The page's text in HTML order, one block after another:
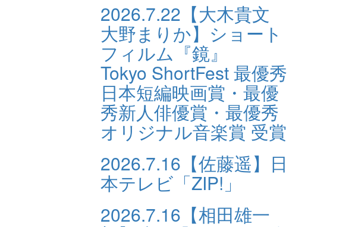
2026.7.22 【大木貴文
大野まりか】ショート
フィルム『鏡』
Tokyo ShortFest 最優秀
日本短編映画賞・最優
秀新人俳優賞・最優秀
オリジナル音楽賞 受賞
2026.7.16 【佐藤遥】日
本テレビ「ZIP!」
2026.7.16 【相田雄一